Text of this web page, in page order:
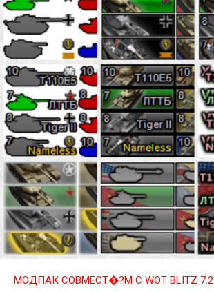
МОДПАК СОВМЕСТ�?М С WOT BLITZ 7.2